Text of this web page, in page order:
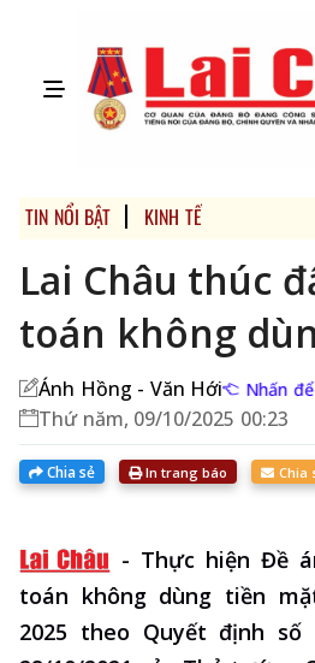
TIN NỔI BẬT KINH TẾ
Lai Châu thúc
toán không
Ánh Hồng - Văn Hới Nhấn
Thứ năm, 09/10/2025 00:23
Chia sẻ In trang báo Chia
- Thực hiện Đề
toán không dùng tiền
2025 theo Quyết định số